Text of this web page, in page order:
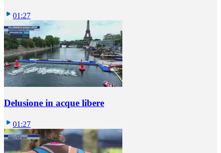
01:27
Delusione in acque libere
01:27